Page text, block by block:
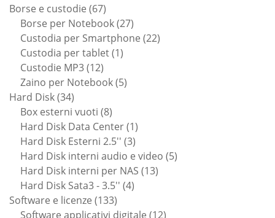
Borse e custodie 6767
prodotti
Borse per Notebook 2727
prodotti
Custodia per Smartphone 2222
Custodia per tablet 11
Custodie MP3 1212
prodotti
Zaino per Notebook 55
Hard Disk 3434
prodotti
Box esterni vuoti 88
prodotti
Hard Disk Data Center 11
prodotto
Hard Disk Esterni 2.5'' 33
prodotti
Hard Disk interni audio e video 55
Hard Disk interni per NAS 1313
Hard Disk Sata3 - 3.5'' 44
Software e licenze 133133
prodotti
Software applicativi digitale 1212